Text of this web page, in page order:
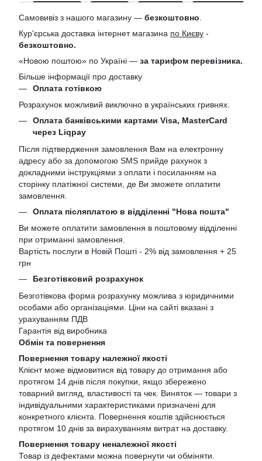
Самовивіз з нашого магазину — безкоштовно
Кур'єрська доставка інтернет магазина по Києву -
безкоштовно.
«Новою поштою» по Україні — за тарифом перевізника.
Більше інформації про доставку
Оплата готівкою
Розрахунок можливий виключно в українських гривнях.
Оплата банківськими картами Visa, MasterCard
через Liqpay
Після підтвердження замовлення Вам на електронну
адресу або за допомогою SMS прийде рахунок з
докладними інструкціями з оплати і посиланням на
сторінку платіжної системи, де Ви зможете оплатити
замовлення.
Оплата післяплатою в відділенні "Нова пошта"
Ви можете оплатити замовлення в поштовому відділенні
при отриманні замовлення.
Вартість послуги в Новій Пошті - 2% від замовлення + 25
грн
Безготівковий розрахунок
Безготівкова форма розрахунку можлива з юридичними
особами або організаціями. Ціни на сайті вказані з
урахуванням ПДВ
Гарантія від виробника
Обмін та повернення
Повернення товару належної якості
Клієнт може відмовитися від товару до отримання або
протягом 14 днів після покупки, якщо збережено
товарний вигляд, властивості та чек. Виняток — товари з
індивідуальними характеристиками призначені для
конкретного клієнта. Повернення коштів здійснюється
протягом 10 днів за вирахуванням витрат на доставку.
Повернення товару неналежної якості
Товар із дефектами можна повернути чи обміняти.